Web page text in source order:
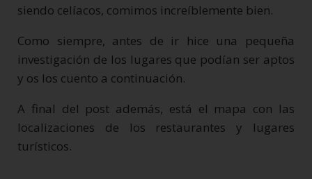
siendo celíacos, comimos increíblemente bien.
Como siempre, antes de ir hice una pequeña
investigación de los lugares que podían ser aptos
y os los cuento a continuación.
A final del post además, está el mapa con las
localizaciones de los restaurantes y lugares
turísticos.